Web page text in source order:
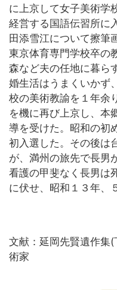
に上京して女子美術学
経営する国語伝習所に
田添雪江について擦筆
東京体育専門学校卒の
森など夫の任地に暮ら
婚生活はうまくいかず
校の美術教諭を１年余
を機に再び上京し、本
導を受けた。昭和の初
初入選した。その後は
が、満州の旅先で長男
看護の甲斐なく長男は
に伏せ、昭和１３年、
文献：延岡先賢遺作集
術家